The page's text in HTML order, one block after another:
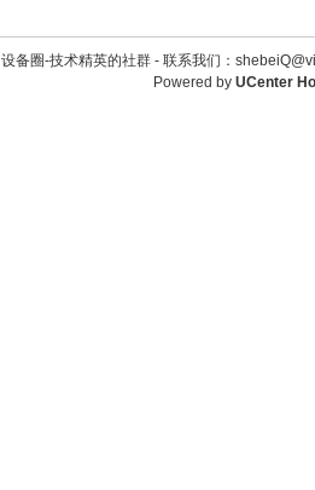
设备圈-技术精英的社群 - 联系我们：
Powered by UCenter